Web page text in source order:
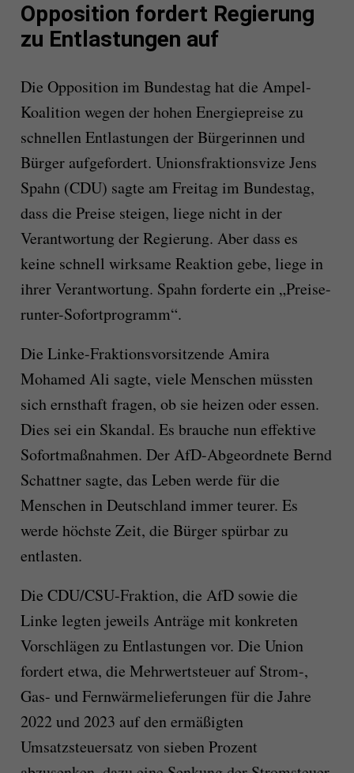
Opposition fordert Regierung
zu Entlastungen auf
Die Opposition im Bundestag hat die Ampel-
Koalition wegen der hohen Energiepreise zu
schnellen Entlastungen der Bürgerinnen und
Bürger aufgefordert. Unionsfraktionsvize Jens
Spahn (CDU) sagte am Freitag im Bundestag,
dass die Preise steigen, liege nicht in der
Verantwortung der Regierung. Aber dass es
keine schnell wirksame Reaktion gebe, liege in
ihrer Verantwortung. Spahn forderte ein „Preise-
runter-Sofortprogramm“.
Die Linke-Fraktionsvorsitzende Amira
Mohamed Ali sagte, viele Menschen müssten
sich ernsthaft fragen, ob sie heizen oder essen.
Dies sei ein Skandal. Es brauche nun effektive
Sofortmaßnahmen. Der AfD-Abgeordnete Bernd
Schattner sagte, das Leben werde für die
Menschen in Deutschland immer teurer. Es
werde höchste Zeit, die Bürger spürbar zu
entlasten.
Die CDU/CSU-Fraktion, die AfD sowie die
Linke legten jeweils Anträge mit konkreten
Vorschlägen zu Entlastungen vor. Die Union
fordert etwa, die Mehrwertsteuer auf Strom-,
Gas- und Fernwärmelieferungen für die Jahre
2022 und 2023 auf den ermäßigten
Umsatzsteuersatz von sieben Prozent